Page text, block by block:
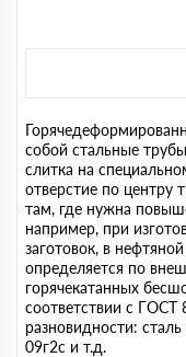
собой стальные
слитка на
отверстие по центру
там, где нужна
например, при
заготовок, в
определяется по
горячекатанных
соответствии с
разновидности:
09г2с и т.д.